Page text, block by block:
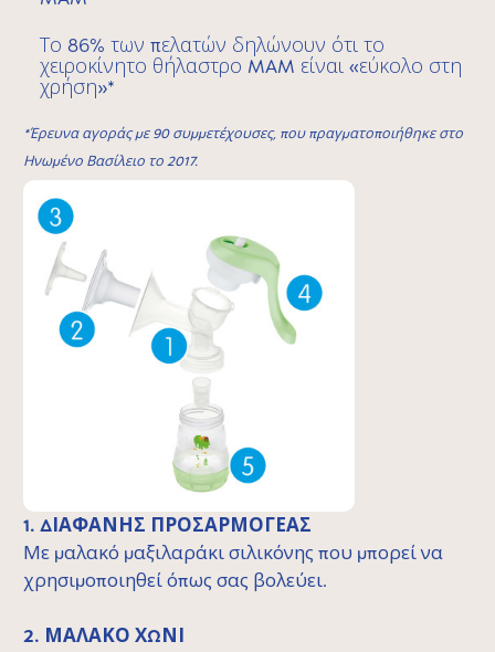
Το 86% των πελατών δηλώνουν ότι το
χειροκίνητο θήλαστρο MAM είναι «εύκολο στη
χρήση»*
*Έρευνα αγοράς με 90 συμμετέχουσες, που πραγματοποιήθηκε στο
Ηνωμένο Βασίλειο το 2017.
1. ΔΙΑΦΑΝΗΣ ΠΡΟΣΑΡΜΟΓΕΑΣ
Με μαλακό μαξιλαράκι σιλικόνης που μπορεί να
χρησιμοποιηθεί όπως σας βολεύει.
2. ΜΑΛΑΚΟ ΧΩΝΙ